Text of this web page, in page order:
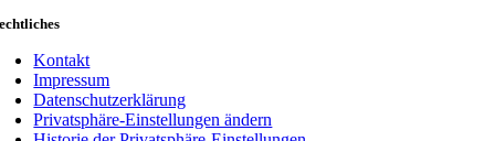
Kontakt
Impressum
Datenschutzerklärung
Privatsphäre-Einstellungen ändern